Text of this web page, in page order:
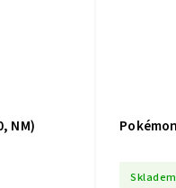
NM)
Skladem